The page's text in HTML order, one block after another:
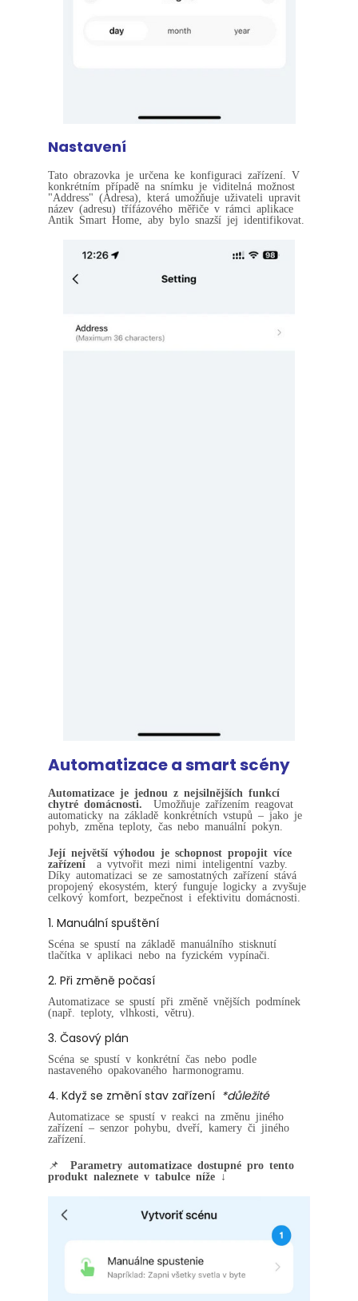
Nastavení
Tato obrazovka je určena ke konfiguraci zařízení. V
konkrétním případě na snímku je viditelná možnost
"Address" (Adresa), která umožňuje uživateli upravit
název (adresu) třífázového měřiče v rámci aplikace
Antik Smart Home, aby bylo snazší jej identifikovat.
Automatizace a smartscény
Automatizace je jednou z nejsilnějších funkcí
chytré domácnosti.
Umožňuje zařízením reagovat
automaticky na základě konkrétních vstupů – jako je
pohyb, změna teploty, čas nebo manuální pokyn.
Její největší výhodou je schopnost propojit více
zařízení a vytvořit mezi nimi inteligentní vazby.
Díky automatizaci se ze samostatných zařízení stává
propojený ekosystém, který funguje logicky a zvyšuje
celkový komfort, bezpečnost i efektivitu domácnosti.
1. Manuální spuštění
Scéna se spustí na základě manuálního stisknutí
tlačítka v aplikaci nebo na fyzickém vypínači.
2. Při změně počasí
Automatizace se spustí při změně vnějších podmínek
(např. teploty, vlhkosti, větru).
3. Časový plán
Scéna se spustí v konkrétní čas nebo podle
nastaveného opakovaného harmonogramu.
4. Když se změní stav zařízení *důležité
Automatizace se spustí v reakci na změnu jiného
zařízení – senzor pohybu, dveří, kamery či jiného
zařízení.
📌 Parametry automatizace dostupné pro tento
produkt naleznete v tabulce níže ↓